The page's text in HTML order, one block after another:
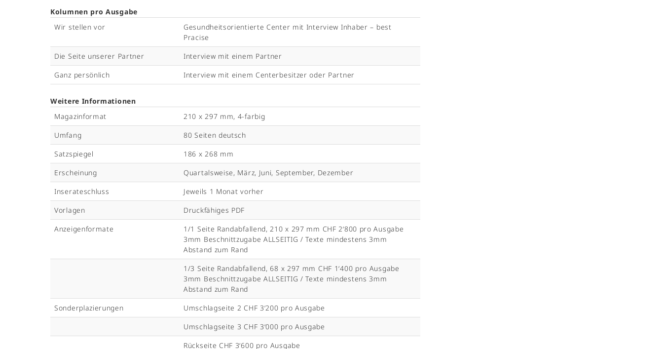
Kolumnen pro Ausgabe
Wir stellen vor
Gesundheitsorientierte Center mit Interview Inhaber – best
Pracise
Die Seite unserer Partner
Interview mit einem Partner
Ganz persönlich
Interview mit einem Centerbesitzer oder Partner
Weitere Informationen
Magazinformat
210 x 297 mm, 4-farbig
Umfang
80 Seiten deutsch
Satzspiegel
186 x 268 mm
Erscheinung
Quartalsweise, März, Juni, September, Dezember
Inserateschluss
Jeweils 1 Monat vorher
Vorlagen
Druckfähiges PDF
Anzeigenformate
1/1 Seite Randabfallend, 210 x 297 mm CHF 2‘800 pro Ausgabe
3mm Beschnittzugabe ALLSEITIG / Texte mindestens 3mm
Abstand zum Rand
1/3 Seite Randabfallend, 68 x 297 mm CHF 1‘400 pro Ausgabe
3mm Beschnittzugabe ALLSEITIG / Texte mindestens 3mm
Abstand zum Rand
Sonderplazierungen
Umschlagseite 2 CHF 3‘200 pro Ausgabe
Umschlagseite 3 CHF 3‘000 pro Ausgabe
Rückseite CHF 3‘600 pro Ausgabe